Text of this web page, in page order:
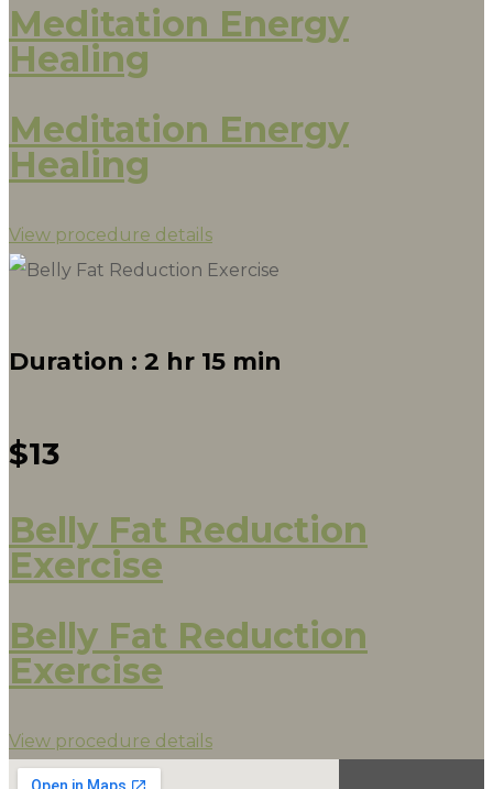
Meditation Energy
Healing
Meditation Energy
Healing
View procedure details
Duration : 2 hr 15 min
$13
Belly Fat Reduction
Exercise
Belly Fat Reduction
Exercise
View procedure details